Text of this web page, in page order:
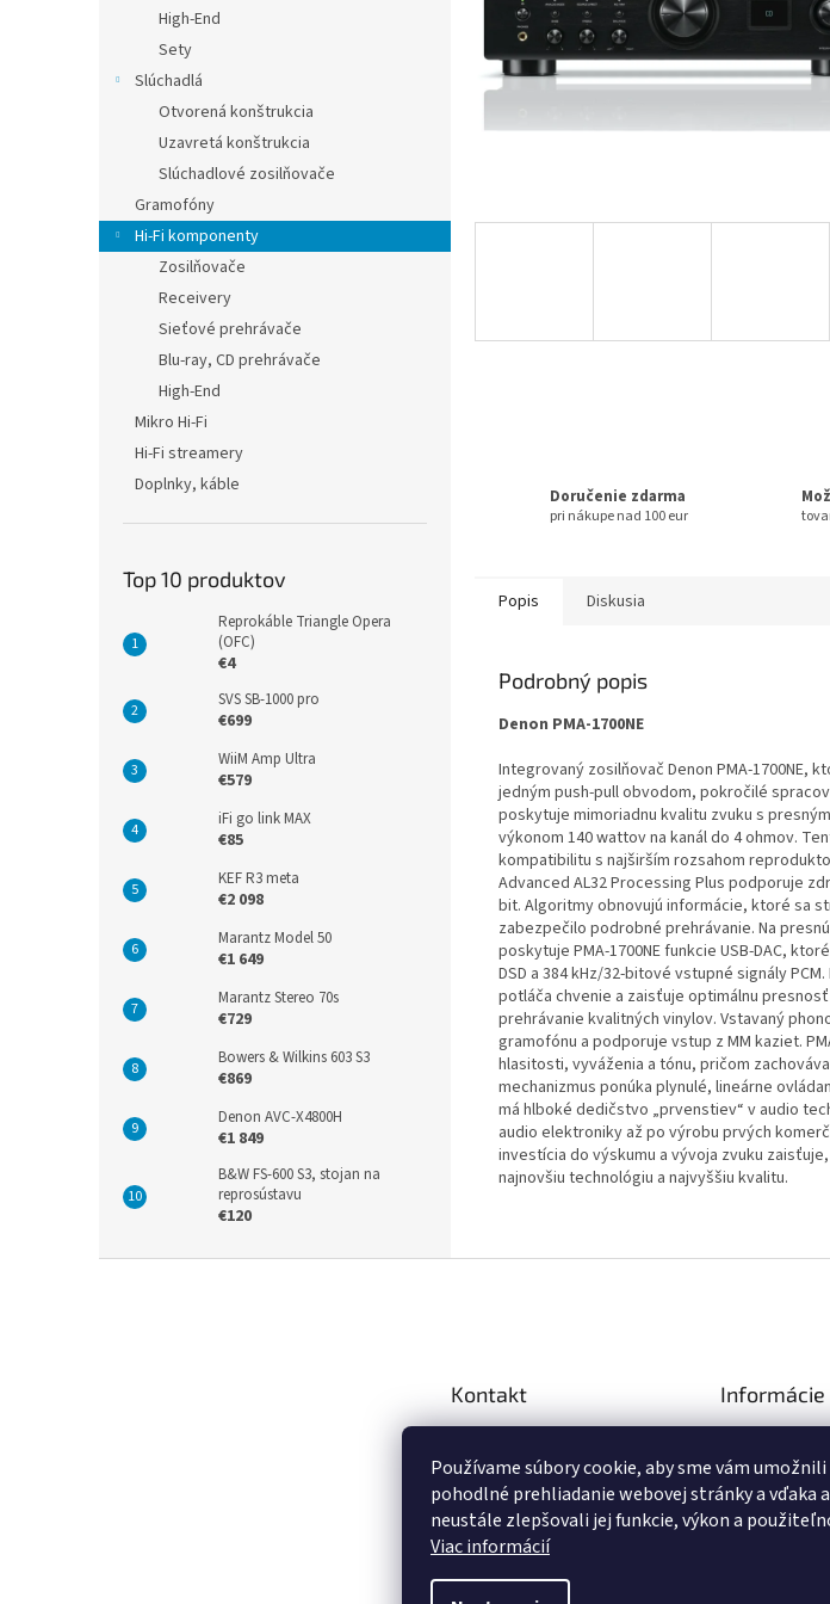
Používame súbory cookie, aby sme vám umožnili
pohodlné prehliadanie webovej stránky a vďaka
neustále zlepšovali jej funkcie, výkon a
Viac informácií
High-End
Sety
Slúchadlá
Otvorená konštrukcia
Uzavretá konštrukcia
Slúchadlové zosilňovače
Gramofóny
Hi-Fi komponenty
Zosilňovače
Receivery
Sieťové prehrávače
Blu-ray, CD prehrávače
High-End
Mikro Hi-Fi
Hi-Fi streamery
Doplnky, káble
Top 10 produktov
Reprokáble Triangle Opera
(OFC)
€4
SVS SB-1000 pro
€699
WiiM Amp Ultra
€579
iFi go link MAX
€85
KEF R3 meta
€2 098
Marantz Model 50
€1 649
Marantz Stereo 70s
€729
Bowers & Wilkins 603 S3
€869
Denon AVC-X4800H
€1 849
B&W FS-600 S3, stojan na
reprosústavu
€120
Doručenie zdarma
pri nákupe nad 100 eur
Popis Diskusia
Podrobný popis
Denon PMA-1700NE
Integrovaný zosilňovač Denon PMA-1700NE,
jedným push-pull obvodom, pokročilé
poskytuje mimoriadnu kvalitu zvuku s
výkonom 140 wattov na kanál do 4 ohmov.
kompatibilitu s najširším rozsahom
Advanced AL32 Processing Plus podporuje
bit. Algoritmy obnovujú informácie, ktoré sa
zabezpečilo podrobné prehrávanie. Na
poskytuje PMA-1700NE funkcie USB-DAC,
DSD a 384 kHz/32-bitové vstupné signály
potláča chvenie a zaisťuje optimálnu
prehrávanie kvalitných vinylov. Vstavaný
gramofónu a podporuje vstup z MM kaziet.
hlasitosti, vyváženia a tónu, pričom
mechanizmus ponúka plynulé, lineárne
má hlboké dedičstvo „prvenstiev“ v audio
audio elektroniky až po výrobu prvých
investícia do výskumu a vývoja zvuku
najnovšiu technológiu a najvyššiu kvalitu.
Kontakt
+421 903 106 751
https://facebook.com/hifi
za.sk
Informácie
Obchodné
Podmienky
údajov